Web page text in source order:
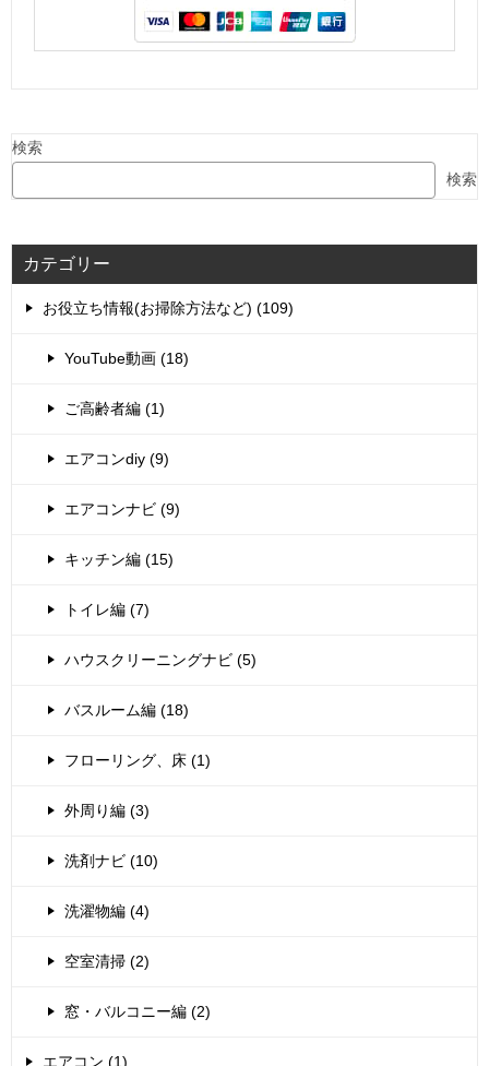
検索
検索
カテゴリー
お役立ち情報(お掃除方法など) (109)
YouTube動画 (18)
ご高齢者編 (1)
エアコンdiy (9)
エアコンナビ (9)
キッチン編 (15)
トイレ編 (7)
ハウスクリーニングナビ (5)
バスルーム編 (18)
フローリング、床 (1)
外周り編 (3)
洗剤ナビ (10)
洗濯物編 (4)
空室清掃 (2)
窓・バルコニー編 (2)
エアコン (1)